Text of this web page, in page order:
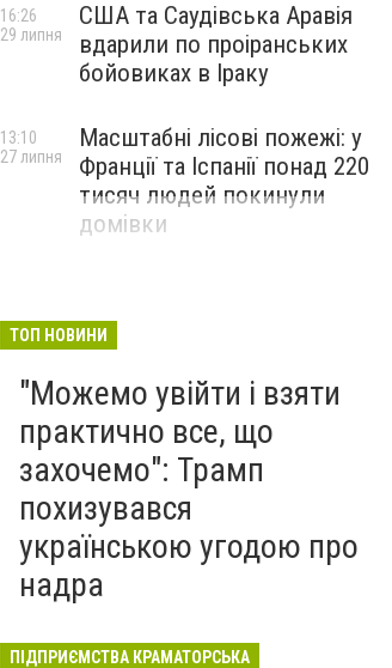
США та Саудівська Аравія
вдарили по проіранських
бойовиках в Іраку
16:26
29 липня
Масштабні лісові пожежі: у
Франції та Іспанії понад 220
тисяч людей покинули
домівки
13:10
27 липня
ТОП НОВИНИ
"Можемо увійти і взяти
практично все, що
захочемо": Трамп
похизувався
українською угодою про
надра
ПІДПРИЄМСТВА КРАМАТОРСЬКА